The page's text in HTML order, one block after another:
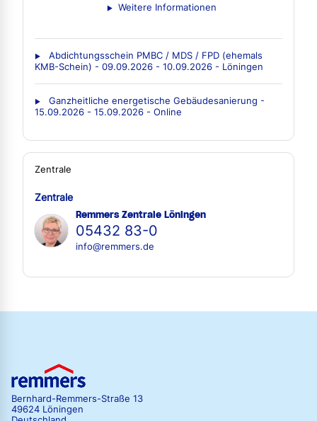
Weitere Informationen
Abdichtungsschein PMBC / MDS / FPD (ehemals
KMB-Schein) - 09.09.2026 - 10.09.2026 - Löningen
Ganzheitliche energetische Gebäudesanierung -
15.09.2026 - 15.09.2026 - Online
Zentrale
Zentrale
Remmers Zentrale Löningen
05432 83-0
info@remmers.de
Bernhard-Remmers-Straße 13
49624 Löningen